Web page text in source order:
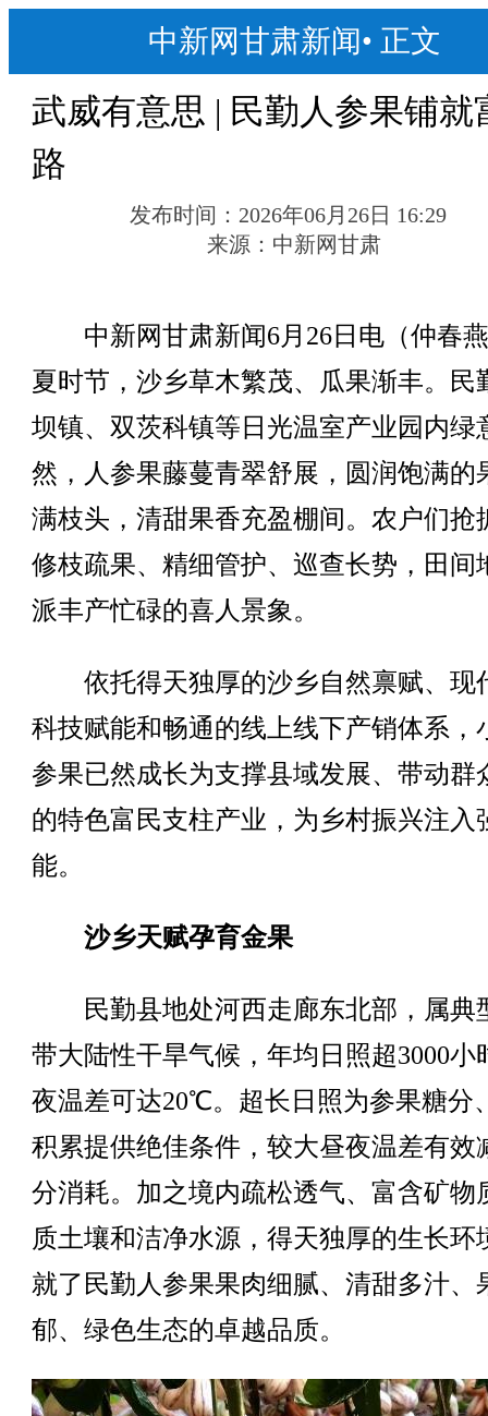
中新网甘肃新闻• 正文
武威有意思 | 民勤人参果铺就
路
发布时间： 2026年06月26日 16:29
来源： 中新网甘肃
中新网甘肃新闻6月26日电（仲春
夏时节，沙乡草木繁茂、瓜果渐丰。民
坝镇、双茨科镇等日光温室产业园内绿
然，人参果藤蔓青翠舒展，圆润饱满的
满枝头，清甜果香充盈棚间。农户们抢
修枝疏果、精细管护、巡查长势，田间
派丰产忙碌的喜人景象。
依托得天独厚的沙乡自然禀赋、现
科技赋能和畅通的线上线下产销体系，
参果已然成长为支撑县域发展、带动群
的特色富民支柱产业，为乡村振兴注入
能。
沙乡天赋孕育金果
民勤县地处河西走廊东北部，属典
带大陆性干旱气候，年均日照超3000小
夜温差可达20℃。超长日照为参果糖分
积累提供绝佳条件，较大昼夜温差有效
分消耗。加之境内疏松透气、富含矿物
质土壤和洁净水源，得天独厚的生长环
就了民勤人参果果肉细腻、清甜多汁、
郁、绿色生态的卓越品质。